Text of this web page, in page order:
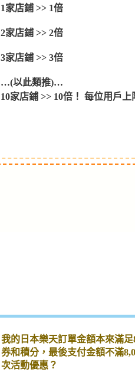
1家店鋪 >> 1倍
2家店鋪 >> 2倍
3家店鋪 >> 3倍
…(以此類推)…
10家店鋪 >> 10倍！ 每位用戶
我的日本樂天訂單金額本來滿
券和積分，最後支付金額不滿
次活動優惠？